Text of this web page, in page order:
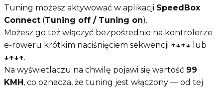
Tuning możesz aktywować w aplikacji SpeedBox
Connect (Tuning off / Tuning on).
Możesz go też włączyć bezpośrednio na kontrolerze
e-roweru krótkim naciśnięciem sekwencji ↑↓↑↓ lub
↓↑↓↑.
Na wyświetlaczu na chwilę pojawi się wartość 99
KMH, co oznacza, że tuning jest włączony — od tej